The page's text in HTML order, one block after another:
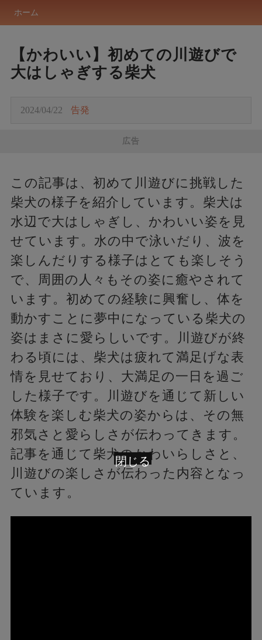
ホーム
【かわいい】初めての川遊びで
大はしゃぎする柴犬
2024/04/22 告発
広告
この記事は、初めて川遊びに挑戦した
柴犬の様子を紹介しています。柴犬は
水辺で大はしゃぎし、かわいい姿を見
せています。水の中で泳いだり、波を
楽しんだりする様子はとても楽しそう
で、周囲の人々もその姿に癒やされて
います。初めての経験に興奮し、体を
動かすことに夢中になっている柴犬の
姿はまさに愛らしいです。川遊びが終
わる頃には、柴犬は疲れて満足げな表
情を見せており、大満足の一日を過ご
した様子です。川遊びを通じて新しい
体験を楽しむ柴犬の姿からは、その無
邪気さと愛らしさが伝わってきます。
記事を通じて柴犬のかわいらしさと、
川遊びの楽しさが伝わった内容となっ
ています。
閉じる